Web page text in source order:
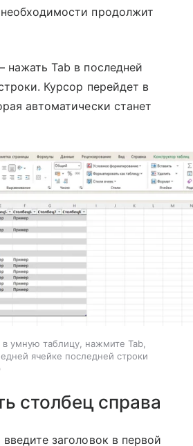
продолжит
Tab в последней
Курсор перейдет в
автоматически станет
умную таблицу, нажмите Tab,
ячейке последней строки
столбец справа
заголовок в первой